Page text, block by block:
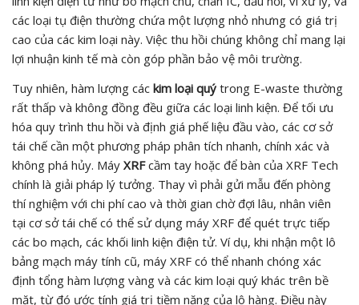
các loại tụ điện thường chứa một lượng nhỏ nhưng có giá trị
cao của các kim loại này. Việc thu hồi chúng không chỉ mang lại
lợi nhuận kinh tế mà còn góp phần bảo vệ môi trường.
Tuy nhiên, hàm lượng các kim loại quý trong E-waste thường
rất thấp và không đồng đều giữa các loại linh kiện. Để tối ưu
hóa quy trình thu hồi và định giá phế liệu đầu vào, các cơ sở
tái chế cần một phương pháp phân tích nhanh, chính xác và
không phá hủy. Máy XRFcầm tay hoặc để bàn của XRF Tech
chính là giải pháp lý tưởng. Thay vì phải gửi mẫu đến phòng
thí nghiệm với chi phí cao và thời gian chờ đợi lâu, nhân viên
tại cơ sở tái chế có thể sử dụng máy XRF để quét trực tiếp
các bo mạch, các khối linh kiện điện tử. Ví dụ, khi nhận một lô
bảng mạch máy tính cũ, máy XRF có thể nhanh chóng xác
định tổng hàm lượng vàng và các kim loại quý khác trên bề
mặt, từ đó ước tính giá trị tiềm năng của lô hàng. Điều này